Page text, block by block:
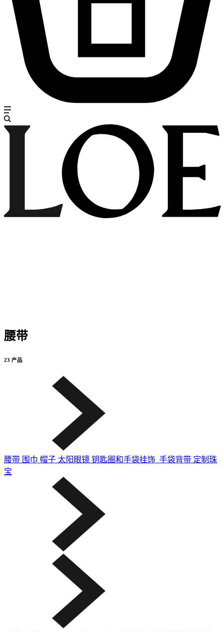
腰带
23 产品
腰带 围巾 帽子 太阳眼镜 钥匙圈和手袋挂饰 手袋背带 定制珠
宝